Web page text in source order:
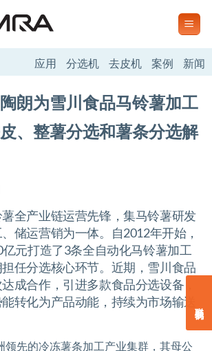
应用 分选机 去皮机 案例 新闻
朗为雪川食品马铃薯加工
、整薯分选和薯条分选解
全产业链运营先锋，集马铃薯研发
储运营销为一体。自2012年开始，
元打造了3条全自动化马铃薯加工
任分选核心环节。近期，雪川食品
成合作，引进多款食品分选设备，
转化为产品动能，持续为市场输送
领先的冷冻薯条加工产业集群，其母公